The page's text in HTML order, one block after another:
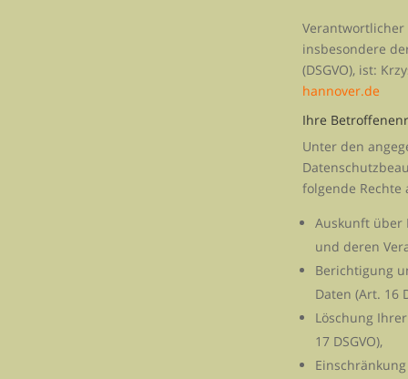
Verantwortlicher
insbesondere
(DSGVO), ist:
hannover.de
Ihre
Unter den
folgende Rechte
Auskunft über
und deren
Berichtigung
Daten (Art. 16
Löschung
17 DSGVO),